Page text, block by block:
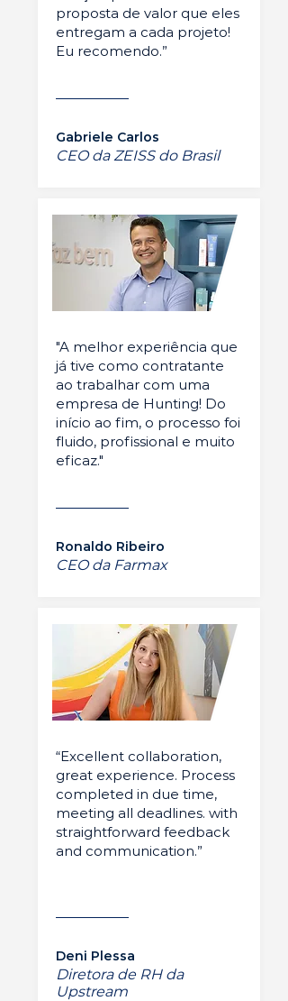
proposta de valor que eles
entregam a cada projeto!
Eu recomendo.”
Gabriele Carlos
CEO da ZEISS do Brasil
"A melhor experiência que
já tive como contratante
ao trabalhar com uma
empresa de Hunting! Do
início ao fim, o processo foi
fluido, profissional e muito
eficaz."
Ronaldo Ribeiro
CEO da Farmax
“Excellent collaboration,
great experience. Process
completed in due time,
meeting all deadlines. with
straightforward feedback
and communication.”
Deni Plessa
Diretora de RH da
Upstream